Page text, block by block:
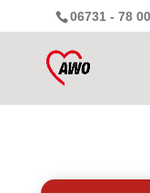
06731 - 78 00